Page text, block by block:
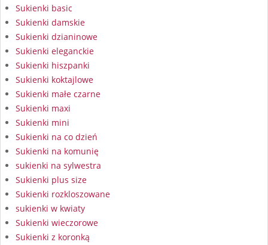
Sukienki basic
Sukienki damskie
Sukienki dzianinowe
Sukienki eleganckie
Sukienki hiszpanki
Sukienki koktajlowe
Sukienki małe czarne
Sukienki maxi
Sukienki mini
Sukienki na co dzień
Sukienki na komunię
sukienki na sylwestra
Sukienki plus size
Sukienki rozkloszowane
sukienki w kwiaty
Sukienki wieczorowe
Sukienki z koronką